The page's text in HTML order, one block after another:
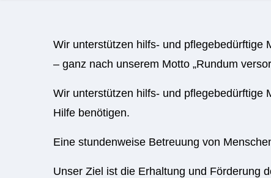
Wir unterstützen hilfs- und pflegebedürftige
– ganz nach unserem Motto „Rundum
Wir unterstützen hilfs- und pflegebedürftige
Hilfe benötigen.
Eine stundenweise Betreuung von
Unser Ziel ist die Erhaltung und Förderung